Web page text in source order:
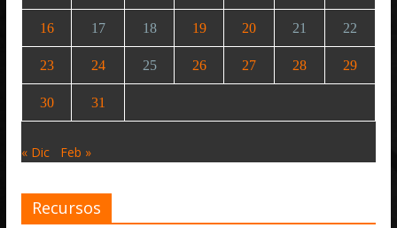
16 17 18 19 20 21 22
23 24 25 26 27 28 29
30 31
« Dic Feb »
Recursos